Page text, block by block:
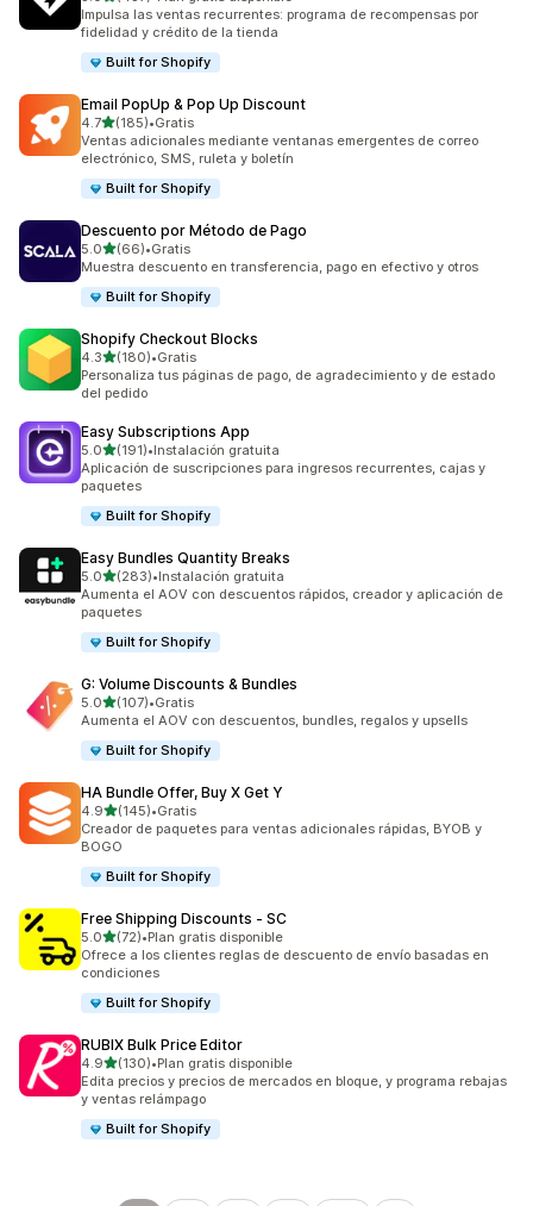
437 reseñas en total
Impulsa las ventas recurrentes: programa de recompensas por
fidelidad y crédito de la tienda
Built for Shopify
Email PopUp & Pop Up Discount
4.7de 5 estrellas
(185)
185 reseñas en total
•Gratis
Ventas adicionales mediante ventanas emergentes de correo
electrónico, SMS, ruleta y boletín
Built for Shopify
Descuento por Método de Pago
5.0de 5 estrellas
(66)
66 reseñas en total
•Gratis
Muestra descuento en transferencia, pago en efectivo y otros
Built for Shopify
Shopify Checkout Blocks
4.3de 5 estrellas
(180)
180 reseñas en total
•Gratis
Personaliza tus páginas de pago, de agradecimiento y de estado
del pedido
Easy Subscriptions App
5.0de 5 estrellas
(191)
191 reseñas en total
•Instalación gratuita
Aplicación de suscripciones para ingresos recurrentes, cajas y
paquetes
Built for Shopify
Easy Bundles Quantity Breaks
5.0de 5 estrellas
(283)
283 reseñas en total
•Instalación gratuita
Aumenta el AOV con descuentos rápidos, creador y aplicación de
paquetes
Built for Shopify
G: Volume Discounts & Bundles
5.0de 5 estrellas
(107)
107 reseñas en total
•Gratis
Aumenta el AOV con descuentos, bundles, regalos y upsells
Built for Shopify
HA Bundle Offer, Buy X Get Y
4.9de 5 estrellas
(145)
145 reseñas en total
•Gratis
Creador de paquetes para ventas adicionales rápidas, BYOB y
BOGO
Built for Shopify
Free Shipping Discounts ‑ SC
5.0de 5 estrellas
(72)
72 reseñas en total
•Plan gratis disponible
Ofrece a los clientes reglas de descuento de envío basadas en
condiciones
Built for Shopify
RUBIX Bulk Price Editor
4.9de 5 estrellas
(130)
130 reseñas en total
•Plan gratis disponible
Edita precios y precios de mercados en bloque, y programa rebajas
y ventas relámpago
Built for Shopify